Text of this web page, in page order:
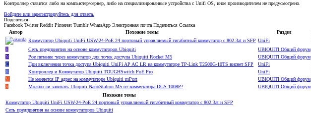
Контроллер ставится либо на компьютер/сервер, либо на специализированные устройства с Unifi OS, иное производителем не предусмотрено.
Войдите или зарегистрируйтесь для ответа.
Поделиться:
Facebook Twitter Reddit Pinterest Tumblr WhatsApp Электронная почта Поделиться Ссылка
Автор
Похожие темы Раздел
Коммутатор Ubiquiti UniFi USW-24-PoE 24 портовый управляемый гигабитный коммутатор с 802.3at и SFP UniFi
E
Сеть предприятия на основе коммутаторов Ubiquiti UBIQUITI Общий форум
N
Poe питание через коммутатор для точек доступа Ubiquiti Rocket M5 UBIQUITI Общий форум
С
При включении точка доступа Ubiquiti UniFi AP AC LR на коммутаторе TP-Link T2500G-10TS виснет SFP UniFi
K
Контроллер и Коммутатор Ubiquiti TOUGHSwitch PoE Pro UniFi
M
Не меняется IP адрес на коммутаторе Ubiquiti mPort UBIQUITI Общий форум
S
Можно ли запитать Ubiquiti NanoStation M5 от коммутатора DGS-1008P? UBIQUITI Общий форум
Похожие темы
Коммутатор Ubiquiti UniFi USW-24-PoE 24 портовый управляемый гигабитный коммутатор с 802.3at и SFP
Сеть предприятия на основе коммутаторов Ubiquiti